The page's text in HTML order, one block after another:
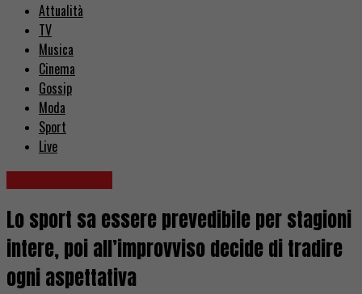
Attualità
TV
Musica
Cinema
Gossip
Moda
Sport
Live
Lo sport sa essere prevedibile per stagioni
intere, poi all’improvviso decide di tradire
ogni aspettativa